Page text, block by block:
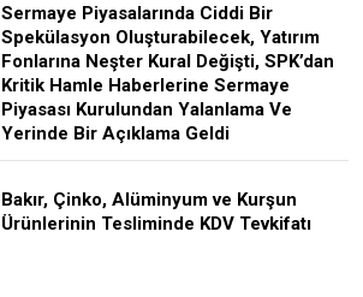
Sermaye Piyasalarında Ciddi Bir
Spekülasyon Oluşturabilecek, Yatırım
Fonlarına Neşter Kural Değişti, SPK’dan
Kritik Hamle Haberlerine Sermaye
Piyasası Kurulundan Yalanlama Ve
Yerinde Bir Açıklama Geldi
Bakır, Çinko, Alüminyum ve Kurşun
Ürünlerinin Tesliminde KDV Tevkifatı